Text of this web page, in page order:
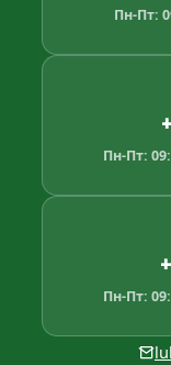
Пн-Пт:
Пн-Пт:
Пн-Пт: